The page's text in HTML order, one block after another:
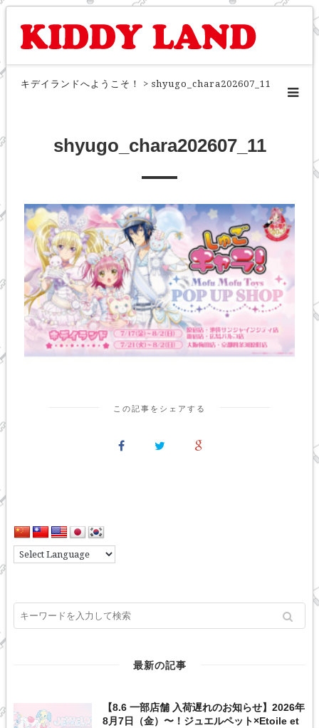
キデイランドへようこそ！ > shyugo_chara202607_11
shyugo_chara202607_11
この記事をシェアする
最新の記事
【8.6 一部店舗 入荷遅れのお知らせ】2026年
8月7日（金）〜！ジュエルペット×Etoile et